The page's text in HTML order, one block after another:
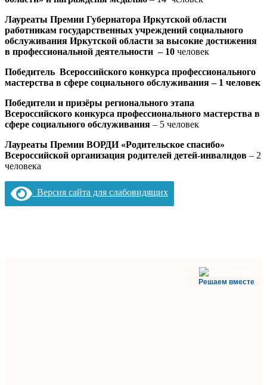
Лауреаты Премии Губернатора Иркутской области
работникам государственных учреждений социального
обслуживания Иркутской области за высокие достижения
в профессиональной деятельности – 10 человек
Победитель Всероссийского конкурса профессионального
мастерства в сфере социального обслуживания – 1 человек
Победители и призёры регионального этапа
Всероссийского конкурса профессионального мастерства в
сфере социального обслуживания – 5 человек
Лауреаты Премии ВОРДИ «Родительское спасибо»
Всероссийской организация родителей детей-инвалидов – 2
человека
Версия сайта для слабовидящих
Решаем вместе